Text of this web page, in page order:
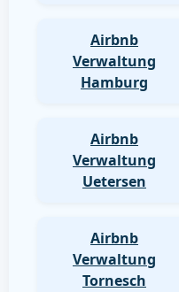
Airbnb
Verwaltung
Hamburg
Airbnb
Verwaltung
Uetersen
Airbnb
Verwaltung
Tornesch